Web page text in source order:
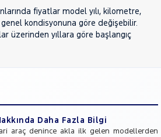
fiyatlar model yılı, kilometre,
kondisyonuna göre değişebilir.
üzerinden yıllara göre başlangıç
Daha Fazla Bilgi
araç denince akla ilk gelen modellerden